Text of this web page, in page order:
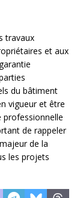
travaux
et aux
du bâtiment
vigueur et être
professionnelle
de rappeler
de la
les projets